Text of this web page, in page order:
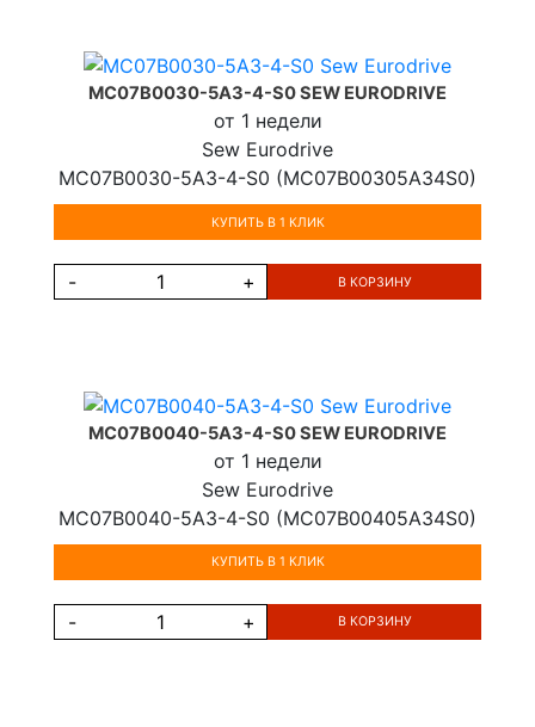
MC07B0030-5A3-4-S0 SEW EURODRIVE
от 1 недели
Sew Eurodrive
MC07B0030-5A3-4-S0 (MC07B00305A34S0)
КУПИТЬ В 1 КЛИК
- + В КОРЗИНУ
MC07B0040-5A3-4-S0 SEW EURODRIVE
от 1 недели
Sew Eurodrive
MC07B0040-5A3-4-S0 (MC07B00405A34S0)
КУПИТЬ В 1 КЛИК
- + В КОРЗИНУ